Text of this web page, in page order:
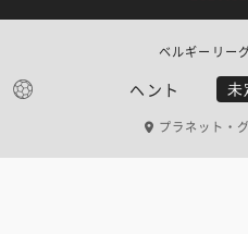
ヘント 未
ベルギーリ
プラネット・